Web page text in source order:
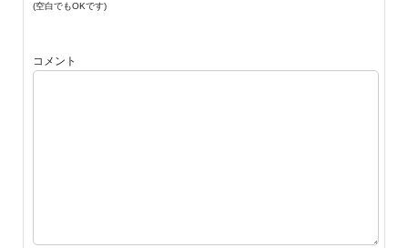
(空白でもOKです)
コメント